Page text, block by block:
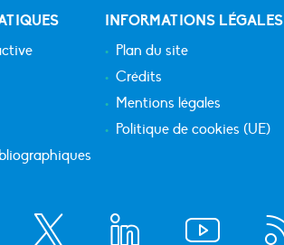
INFORMATIONS LÉGALES
Plan du site
Crédits
Mentions légales
Politique de cookies (UE)